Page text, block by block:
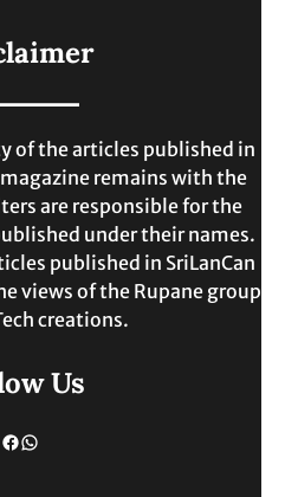
of the articles published in
remains with the
are responsible for the
under their names.
published in SriLanCan
views of the Rupane group
creations.
Us
Facebook
WhatsApp